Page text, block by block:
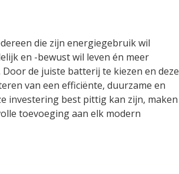
die zijn energiegebruik wil
en -bewust wil leven én meer
de juiste batterij te kiezen en deze
van een efficiënte, duurzame en
investering best pittig kan zijn, maken
toevoeging aan elk modern